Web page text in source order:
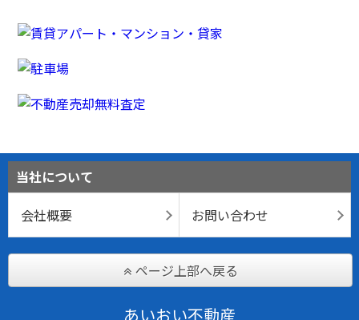
当社について
会社概要
お問い合わせ
ページ上部へ戻る
あいおい不動産